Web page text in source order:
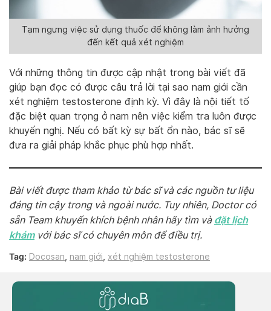
Tạm ngưng việc sử dụng thuốc để không làm ảnh hưởng
đến kết quả xét nghiệm
Với những thông tin được cập nhật trong bài viết đã
giúp bạn đọc có được câu trả lời tại sao nam giới cần
xét nghiệm testosterone định kỳ. Vì đây là nội tiết tố
đặc biệt quan trọng ở nam nên việc kiểm tra luôn được
khuyến nghị. Nếu có bất kỳ sự bất ổn nào, bác sĩ sẽ
đưa ra giải pháp khắc phục phù hợp nhất.
Bài viết được tham khảo từ bác sĩ và các nguồn tư liệu
đáng tin cậy trong và ngoài nước. Tuy nhiên, Doctor có
sẵn Team khuyến khích bệnh nhân hãy tìm và đặt lịch
khámvới bác sĩ có chuyên môn để điều trị.
Tag: Docosan nam giới xét nghiệm testosterone